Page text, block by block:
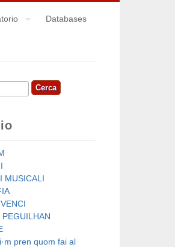
Databases
MUSICALI
pren quom fai al